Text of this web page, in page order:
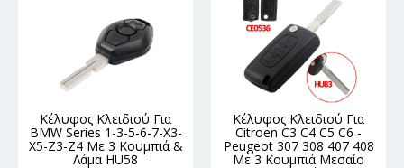
Κέλυφος Κλειδιού Για
BMW Series 1-3-5-6-7-X3-
X5-Z3-Z4 Με 3 Κουμπιά &
Λάμα HU58
Κέλυφος Κλειδιού Για
Citroen C3 C4 C5 C6 -
Peugeot 307 308 407 408
Με 3 Κουμπιά Μεσαίο